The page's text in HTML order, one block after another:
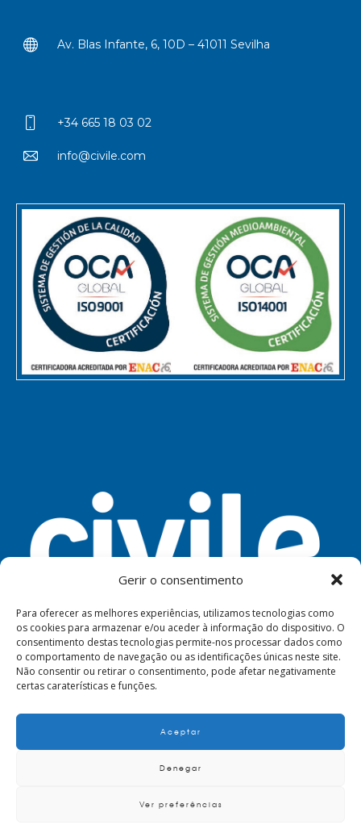
Gerir o consentimento
Para oferecer as melhores experiências, utilizamos tecnologias como
os cookies para armazenar e/ou aceder à informação do dispositivo. O
consentimento destas tecnologias permite-nos processar dados como
o comportamento de navegação ou as identificações únicas neste site.
Não consentir ou retirar o consentimento, pode afetar negativamente
certas caraterísticas e funções.
Aceptar
Denegar
Ver preferências
Av. Blas Infante, 6, 10D – 41011 Sevilha
+34 665 18 03 02
info@civile.com
FERRAMENTAS AVISO LEGAL PRIVACIDADE
© 2024. Civile
POLÍTICA DE QUALIDADE E AMBIENTE CRITÉRIOS E REQUISITOS PARA